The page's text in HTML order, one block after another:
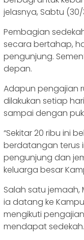
jelasnya, Sabtu
Pembagian
secara bertahap,
pengunjung.
depan.
Adapun pengajian
dilakukan setiap
sampai dengan
“Sekitar 20 ribu ini
berdatangan terus
pengunjung dan
keluarga besar
Salah satu jemaah,
ia datang ke
mengikuti
mendapat sedekah.